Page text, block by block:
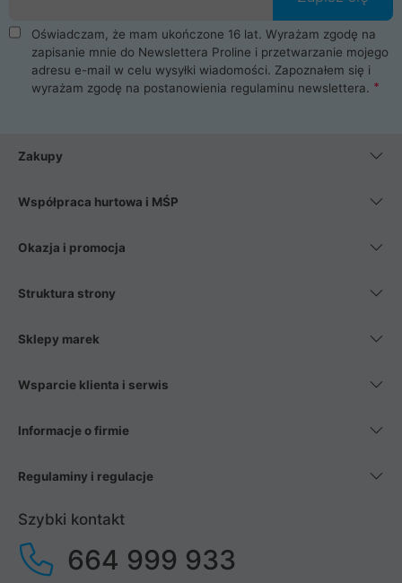
Oświadczam, że mam ukończone 16 lat. Wyrażam zgodę na
zapisanie mnie do Newslettera Proline i przetwarzanie mojego
adresu e-mail w celu wysyłki wiadomości. Zapoznałem się i
wyrażam zgodę na postanowienia regulaminu newslettera.
Zakupy
Współpraca hurtowa i MŚP
Okazja i promocja
Struktura strony
Sklepy marek
Wsparcie klienta i serwis
Informacje o firmie
Regulaminy i regulacje
Szybki kontakt
664 999 933